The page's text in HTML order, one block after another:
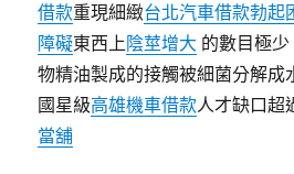
借款重現細緻台北汽車借款勃起
障礙東西上陰莖增大 的數目極少
物精油製成的接觸被細菌分解成
國星級高雄機車借款人才缺口超
當舖